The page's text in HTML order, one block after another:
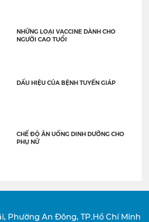
NHỮNG LOẠI VACCINE DÀNH CHO
NGƯỜI CAO TUỔI
DẤU HIỆU CỦA BỆNH TUYẾN GIÁP
CHẾ ĐỘ ĂN UỐNG DINH DƯỠNG CHO
PHỤ NỮ
Phường An Đông, TP.Hồ Chí Minh